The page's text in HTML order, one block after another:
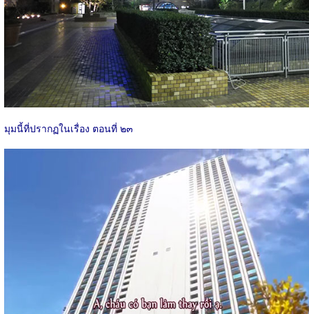
มุมนี้ที่ปรากฏในเรื่อง ตอนที่ ๒๓